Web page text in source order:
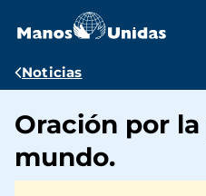
contenido
Ruta
navegación
Noticias
Oración por
mundo.